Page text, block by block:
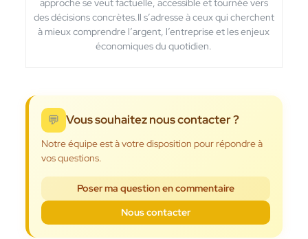
des décisions concrètes.Il s’adresse à ceux qui cherchent
à mieux comprendre l’argent, l’entreprise et les enjeux
économiques du quotidien.
💬 Vous souhaitez nous contacter ?
Notre équipe est à votre disposition pour répondre à
vos questions.
Poser ma question en commentaire
Nous contacter